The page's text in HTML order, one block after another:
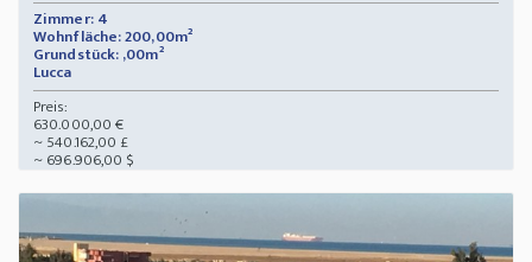
Zimmer: 4
Wohnfläche: 200,00m²
Grundstück: ,00m²
Lucca
Preis:
630.000,00 €
~ 540.162,00 £
~ 696.906,00 $